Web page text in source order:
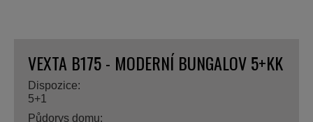
TERASOU
VEXTA B175 - MODERNÍ BUNGALOV 5+KK
Dispozice:
5+1
Půdorys domu: